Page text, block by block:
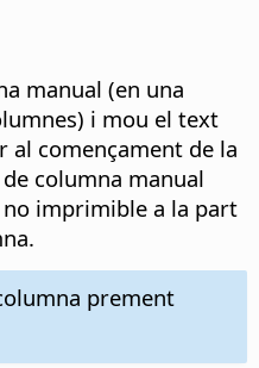
manual (en una
i mou el text
al començament de la
columna manual
no imprimible a la part
prement